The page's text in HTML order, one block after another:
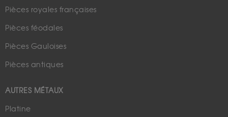
Pièces royales françaises
Pièces féodales
Pièces Gauloises
Pièces antiques
AUTRES MÉTAUX
Platine